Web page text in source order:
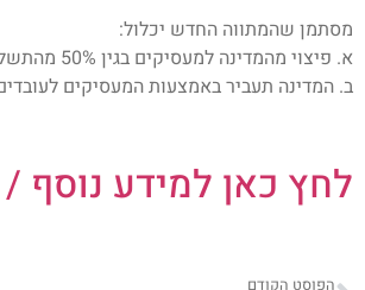
מסתמן שהמתווה החדש יכלול:
א. פיצוי מהמדינה למעסיקים בגין 50% מהתשלום שלהם לעובדים בגין ניצול ימי מחלה.
ב. המדינה תעביר באמצעות המעסיקים לעובדים שאין
לחץ כאן למידע נוסף
הפוסט הקודם